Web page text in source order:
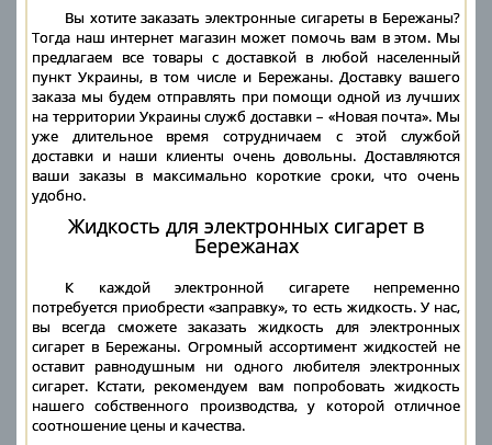
Вы хотите заказать электронные сигареты в Бережаны?
Тогда наш интернет магазин может помочь вам в этом. Мы
предлагаем все товары с доставкой в любой населенный
пункт Украины, в том числе и Бережаны. Доставку вашего
заказа мы будем отправлять при помощи одной из лучших
на территории Украины служб доставки – «Новая почта». Мы
уже длительное время сотрудничаем с этой службой
доставки и наши клиенты очень довольны. Доставляются
ваши заказы в максимально короткие сроки, что очень
удобно.
Жидкость для электронных сигарет в
Бережанах
К каждой электронной сигарете непременно
потребуется приобрести «заправку», то есть жидкость. У нас,
вы всегда сможете заказать жидкость для электронных
сигарет в Бережаны. Огромный ассортимент жидкостей не
оставит равнодушным ни одного любителя электронных
сигарет. Кстати, рекомендуем вам попробовать жидкость
нашего собственного производства, у которой отличное
соотношение цены и качества.